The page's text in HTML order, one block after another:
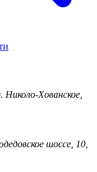
Хованское,
шоссе, 10,